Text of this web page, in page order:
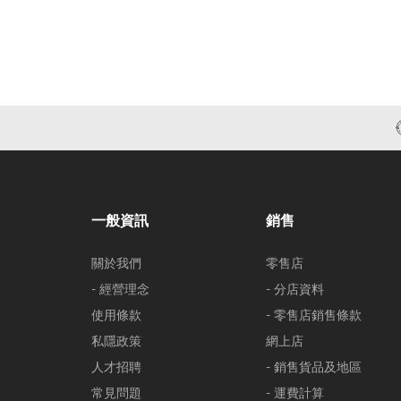
一般資訊
關於我們
- 經營理念
使用條款
私隱政策
人才招聘
常見問題
銷售
零售店
- 分店資料
- 零售店銷售條款
網上店
- 銷售貨品及地區
- 運費計算